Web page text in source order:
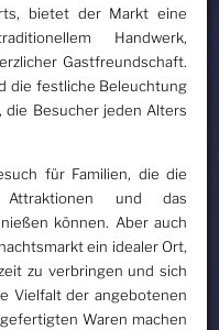
bietet der Markt eine
Handwerk,
Gastfreundschaft.
die festliche Beleuchtung
Besucher jeden Alters
für Familien, die die
Attraktionen und das
können. Aber auch
ein idealer Ort,
zu verbringen und sich
Vielfalt der angebotenen
Waren machen